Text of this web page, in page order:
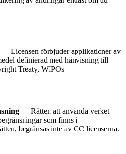
— Licensen förbjuder applikationer av
definierad med hänvisning till
Treaty, WIPOs
— Rätten att använda verket
som finns i
begränsas inte av CC licenserna.